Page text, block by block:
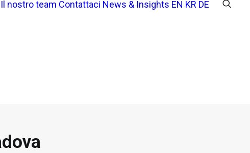
Il nostro team Contattaci News & Insights EN KR DE